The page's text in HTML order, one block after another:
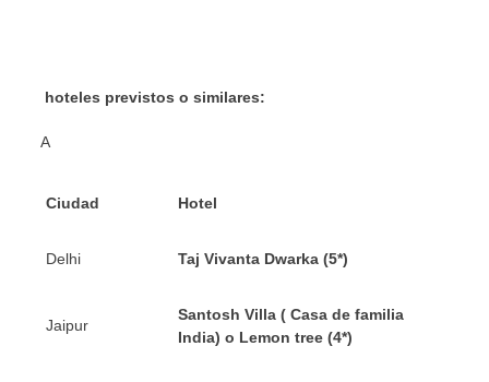
hoteles previstos o similares:
A
Ciudad Hotel
Delhi Taj Vivanta Dwarka (5*)
Jaipur
Santosh Villa ( Casa de familia
India) o Lemon tree (4*)